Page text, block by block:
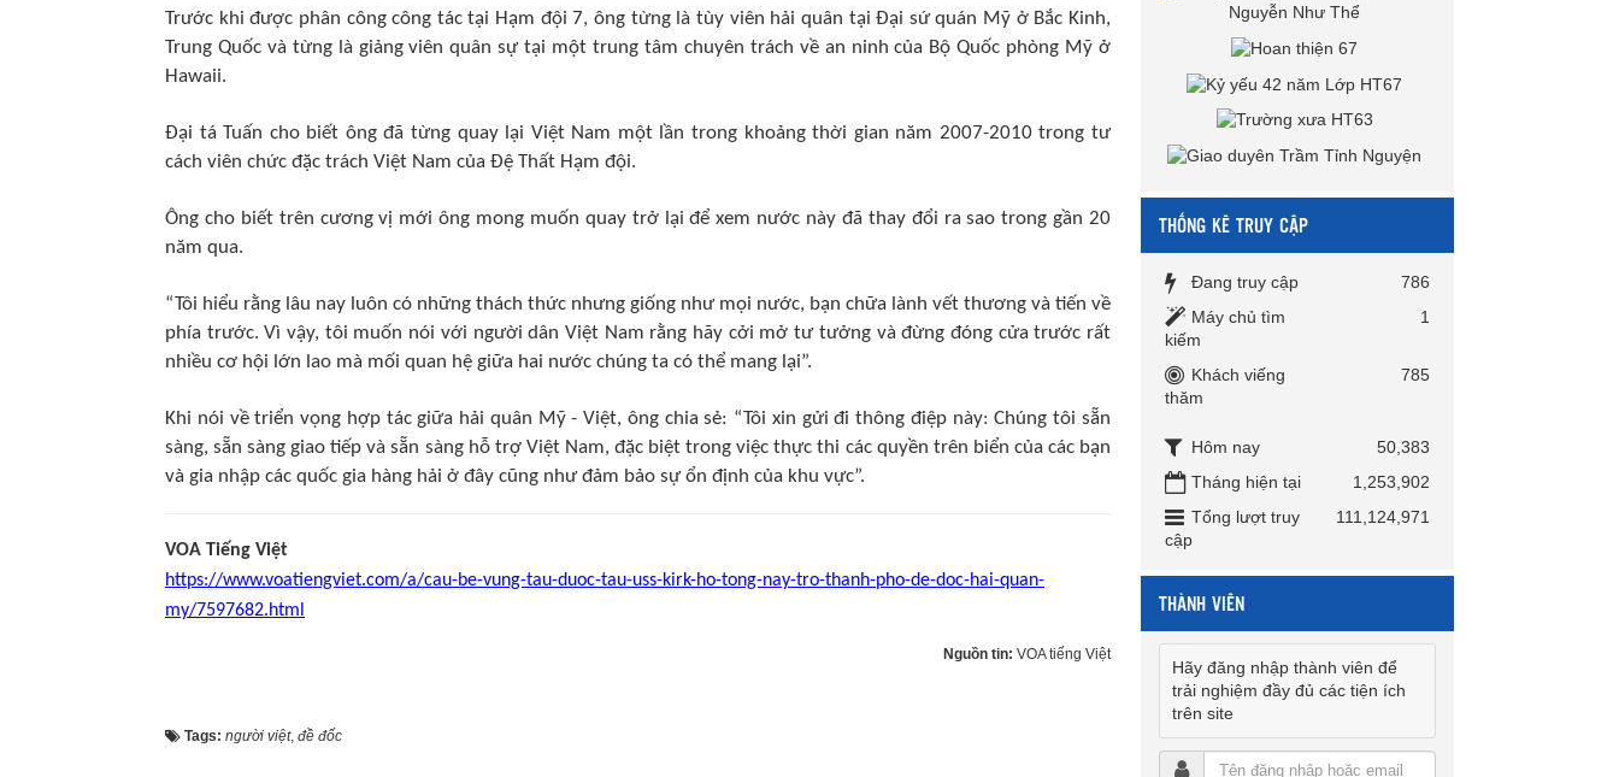
Trước khi được phân công công tác tại Hạm đội 7, ông từng là tùy viên hải quân tại Đại sứ quán Mỹ ở Bắc Kinh,
Trung Quốc và từng là giảng viên quân sự tại một trung tâm chuyên trách về an ninh của Bộ Quốc phòng Mỹ ở
Hawaii.
Đại tá Tuấn cho biết ông đã từng quay lại Việt Nam một lần trong khoảng thời gian năm 2007-2010 trong tư
cách viên chức đặc trách Việt Nam của Đệ Thất Hạm đội.
Ông cho biết trên cương vị mới ông mong muốn quay trở lại để xem nước này đã thay đổi ra sao trong gần 20
năm qua.
“Tôi hiểu rằng lâu nay luôn có những thách thức nhưng giống như mọi nước, bạn chữa lành vết thương và tiến về
phía trước. Vì vậy, tôi muốn nói với người dân Việt Nam rằng hãy cởi mở tư tưởng và đừng đóng cửa trước rất
nhiều cơ hội lớn lao mà mối quan hệ giữa hai nước chúng ta có thể mang lại”.
Khi nói về triển vọng hợp tác giữa hải quân Mỹ - Việt, ông chia sẻ: “Tôi xin gửi đi thông điệp này: Chúng tôi sẵn
sàng, sẵn sàng giao tiếp và sẵn sàng hỗ trợ Việt Nam, đặc biệt trong việc thực thi các quyền trên biển của các bạn
và gia nhập các quốc gia hàng hải ở đây cũng như đảm bảo sự ổn định của khu vực”.
VOA Tiếng Việt
https://www.voatiengviet.com/a/cau-be-vung-tau-duoc-tau-uss-kirk-ho-tong-nay-tro-thanh-pho-de-doc-hai-quan-
my/7597682.html
Nguồn tin: VOA tiếng Việt
Tags: người việt, đề đốc
THỐNG KÊ TRUY CẬP
Đang truy cập
786
Máy chủ tìm
kiếm
1
Khách viếng
thăm
785
Hôm nay
50,383
Tháng hiện tại
1,253,902
Tổng lượt truy
cập
111,124,971
THÀNH VIÊN
Hãy đăng nhập thành viên để
trải nghiệm đầy đủ các tiện ích
trên site